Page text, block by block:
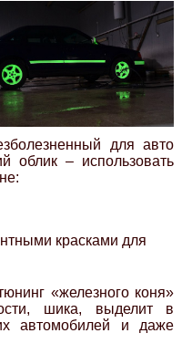
для авто
облик – использовать
красками для
«железного коня»
шика, выделит в
автомобилей и даже